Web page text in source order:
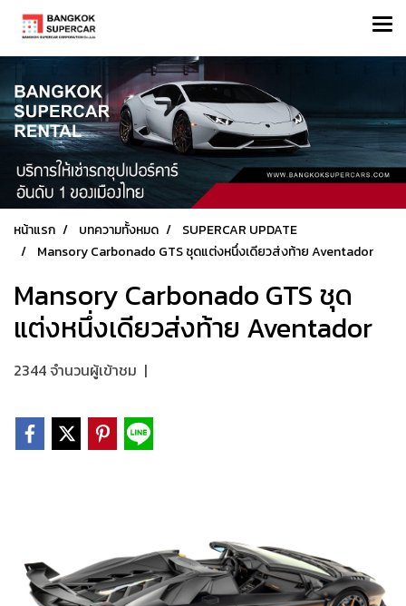
หน้าแรก บทความทั้งหมด
SUPERCAR UPDATE
Mansory Carbonado GTS ชุดแต่งหนึ่งเดียวส่งท้าย Aventador
Mansory Carbonado GTS ชุด
แต่งหนึ่งเดียวส่งท้าย Aventador
2344 จำนวนผู้เข้าชม |